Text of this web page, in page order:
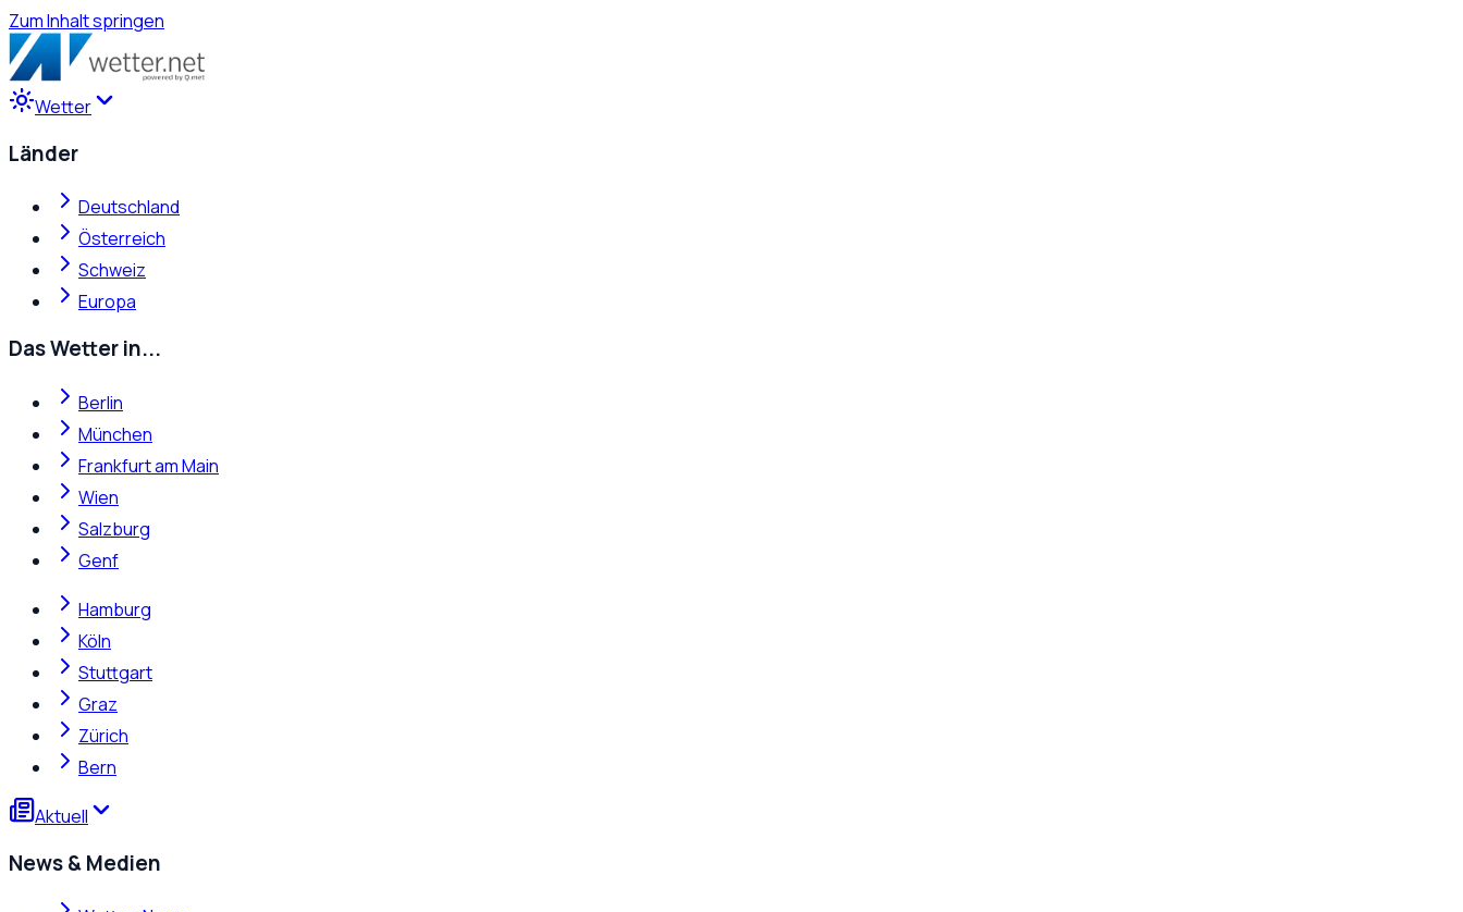
Zum Inhalt springen
Wetter
Länder
Deutschland
Österreich
Schweiz
Europa
Das Wetter in...
Berlin
München
Frankfurt am Main
Wien
Salzburg
Genf
Hamburg
Köln
Stuttgart
Graz
Zürich
Bern
Aktuell
News & Medien